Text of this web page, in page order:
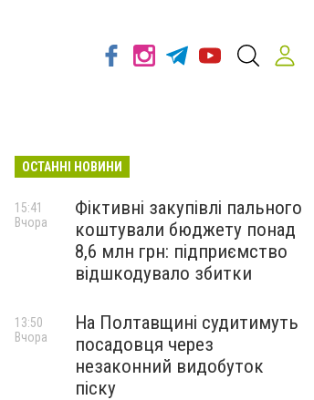
ОСТАННІ НОВИНИ
Фіктивні закупівлі пального
коштували бюджету понад
8,6 млн грн: підприємство
відшкодувало збитки
15:41
Вчора
На Полтавщині судитимуть
посадовця через
незаконний видобуток
піску
13:50
Вчора